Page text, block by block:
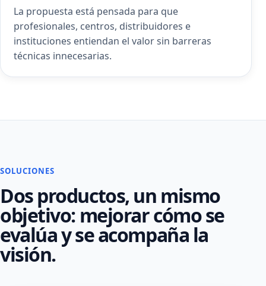
La propuesta está pensada para que
profesionales, centros, distribuidores e
instituciones entiendan el valor sin barreras
técnicas innecesarias.
SOLUCIONES
Dos productos, un mismo
objetivo: mejorar cómo se
evalúa y se acompaña la
visión.